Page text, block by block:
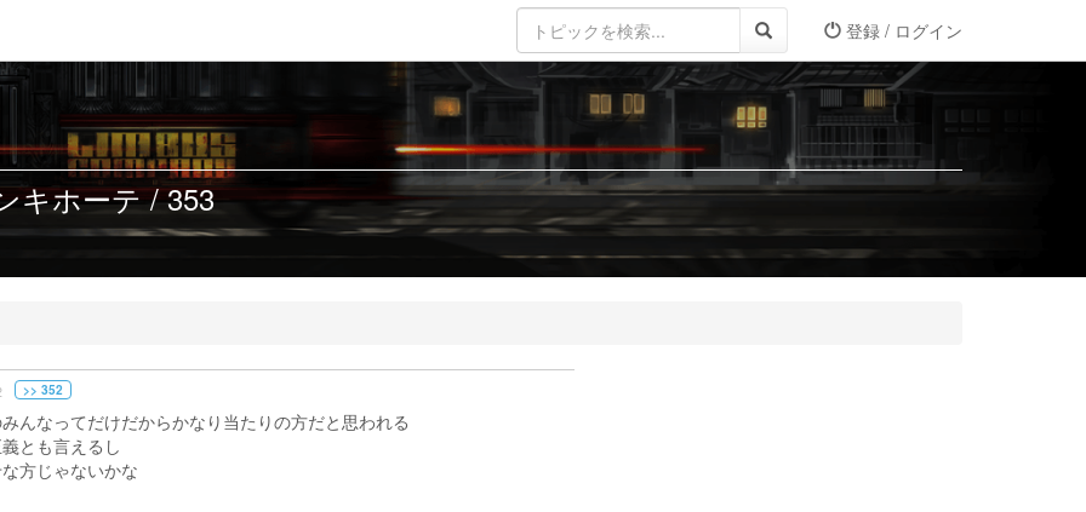
登録 / ログイン
キホーテ / 353
>> 352
んなってだけだからかなり当たりの方だと思われる
とも言えるし
方じゃないかな